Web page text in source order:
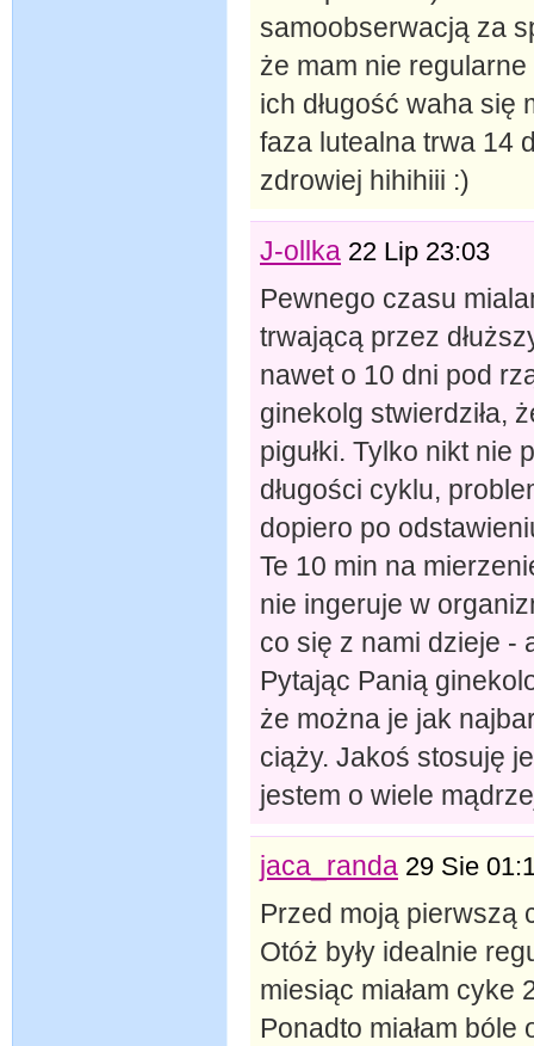
samoobserwacją za
że mam nie
ich długość waha się
faza lutealna trwa 14
zdrowiej hihihiii :)
J-ollka 22 Lip 23:03
Pewnego czasu
trwającą przez
nawet o 10 dni pod
ginekolg stwierdziła,
pigułki. Tylko nikt nie
długości cyklu,
dopiero po
Te 10 min na
nie ingeruje w
co się z nami dzieje -
Pytając Panią
że można je jak
ciąży. Jakoś stosuję
jestem o wiele
jaca_randa 29 Sie
Przed moją pierwszą
Otóż były idealnie
miesiąc miałam cyke
Ponadto miałam